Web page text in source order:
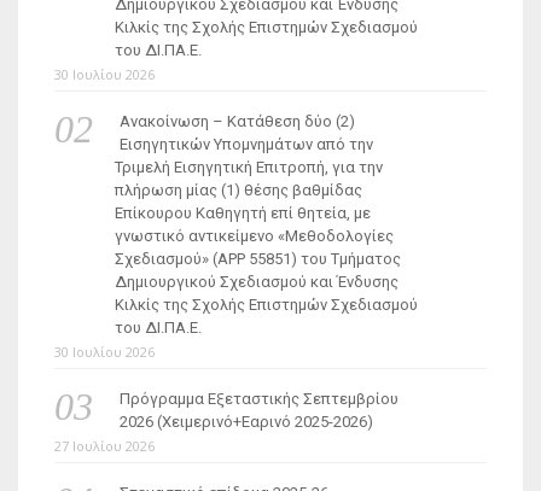
Δημιουργικού Σχεδιασμού και Ένδυσης
Κιλκίς της Σχολής Επιστημών Σχεδιασμού
του ΔΙ.ΠΑ.Ε.
30 Ιουλίου 2026
Ανακοίνωση – Κατάθεση δύο (2)
Εισηγητικών Υπομνημάτων από την
Τριμελή Εισηγητική Επιτροπή, για την
πλήρωση μίας (1) θέσης βαθμίδας
Επίκουρου Καθηγητή επί θητεία, με
γνωστικό αντικείμενο «Μεθοδολογίες
Σχεδιασμού» (ΑΡΡ 55851) του Τμήματος
Δημιουργικού Σχεδιασμού και Ένδυσης
Κιλκίς της Σχολής Επιστημών Σχεδιασμού
του ΔΙ.ΠΑ.Ε.
30 Ιουλίου 2026
Πρόγραμμα Εξεταστικής Σεπτεμβρίου
2026 (Χειμερινό+Εαρινό 2025-2026)
27 Ιουλίου 2026